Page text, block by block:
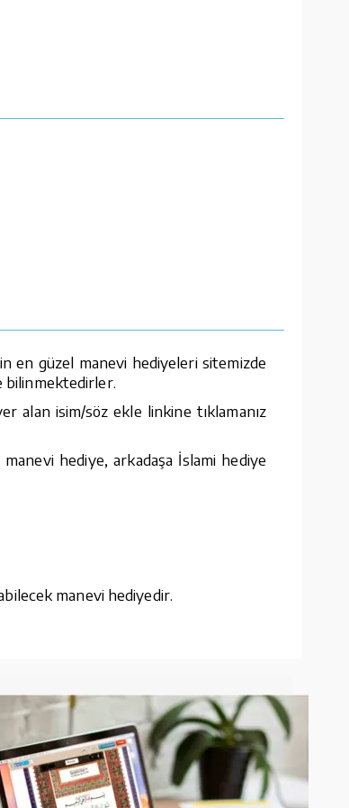
en güzel manevi hediyeleri sitemizde
bilinmektedirler.
alan isim/söz ekle linkine tıklamanız
hediye, arkadaşa İslami hediye
manevi hediyedir.